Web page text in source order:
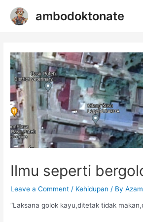
content
ambodoktonate
Ilmu seperti
Leave a Comment / Kehidupan / By
“Laksana golok kayu,ditetak tidak
navigation